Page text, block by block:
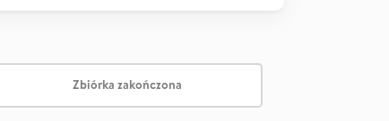
Zbiórka zakończona